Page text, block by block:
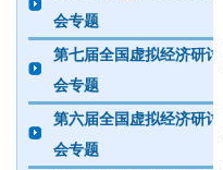
会专题
第七届全国虚拟经济研讨
会专题
第六届全国虚拟经济研讨
会专题